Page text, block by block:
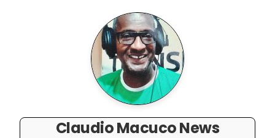
Claudio Macuco News